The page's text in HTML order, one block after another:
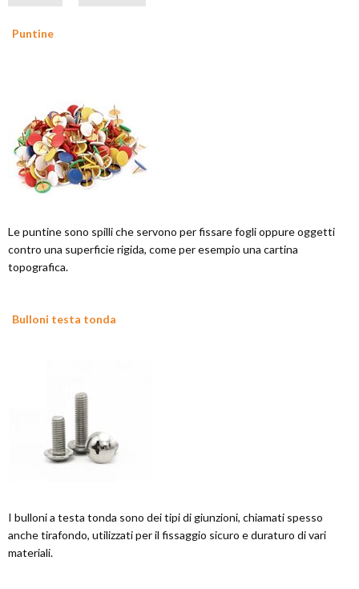
Puntine
Le puntine sono spilli che servono per fissare fogli oppure oggetti
contro una superficie rigida, come per esempio una cartina
topografica.
Bulloni testa tonda
I bulloni a testa tonda sono dei tipi di giunzioni, chiamati spesso
anche tirafondo, utilizzati per il fissaggio sicuro e duraturo di vari
materiali.